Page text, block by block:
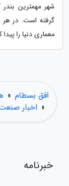
شهر مهمترین بندر
گرفته است. در هر
معماری دنیا را پیدا
افق بسطام »
» اخبار
خبرنامه